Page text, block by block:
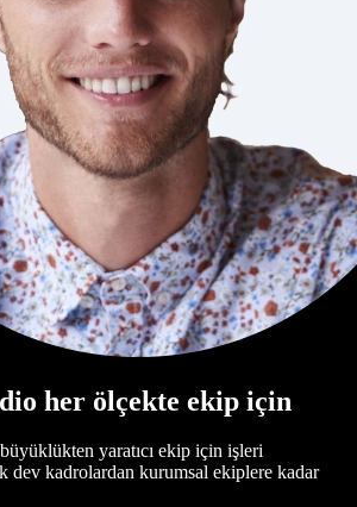
her ölçekte ekip için
yaratıcı ekip için işleri
dev kadrolardan kurumsal ekiplere kadar